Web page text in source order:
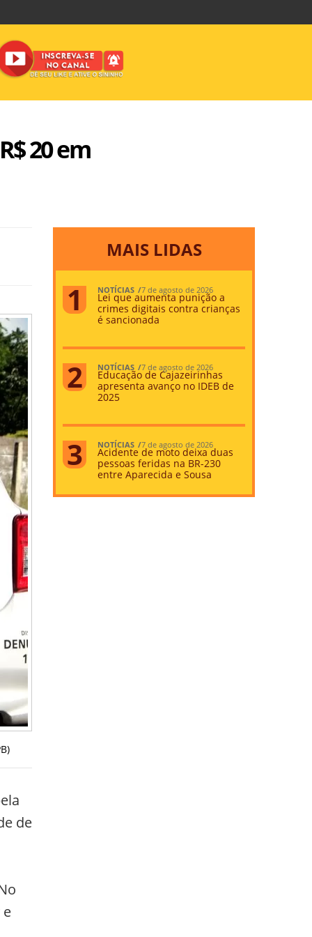
20 em
de
MAIS LIDAS
NOTÍCIAS 7 de agosto de 2026
Lei que aumenta punição a
crimes digitais contra crianças
é sancionada
NOTÍCIAS 7 de agosto de 2026
Educação de Cajazeirinhas
apresenta avanço no IDEB de
2025
NOTÍCIAS 7 de agosto de 2026
Acidente de moto deixa duas
pessoas feridas na BR-230
entre Aparecida e Sousa